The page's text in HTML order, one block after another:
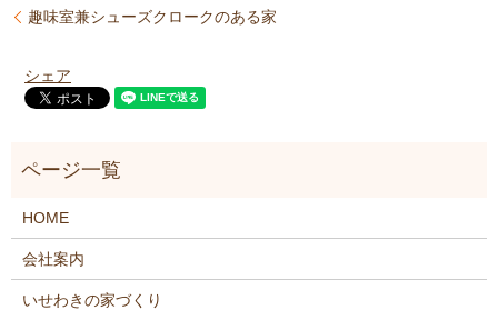
趣味室兼シューズクロークのある家
シェア
HOME
会社案内
いせわきの家づくり